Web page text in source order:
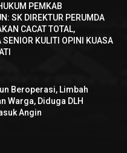
PEMKAB
SK DIREKTUR PERUMDA
CACAT TOTAL,
SENIOR KULITI OPINI KUASA
Beroperasi, Limbah
Warga, Diduga DLH
Angin